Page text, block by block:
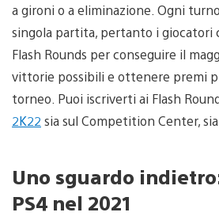
a gironi o a eliminazione. Ogni
singola partita, pertanto i giocatori
Flash Rounds per conseguire il
vittorie possibili e ottenere premi
torneo. Puoi iscriverti ai Flash
2K22 sia sul Competition Center, sia
Uno sguardo
PS4 nel 2021